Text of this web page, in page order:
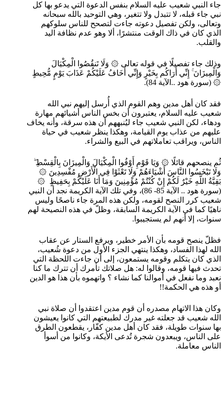
جاء النبي شعيب عليه السلام بنفس الدعوة التي يدعو بها كل
نبي جاء قبله، لا تتبدل ولا تتغير، وهي التوحيد بالله سبحانه
وتعالى، ولكن تفصيل دعوته جاءت لتصحح للناس سلوكهم
الذي كان في ذاك الوقت منتشرًا، ألا وهو عدم نظافة اليد
والقلب.
وذلك جاء تفصيلًا في قوله تعالى ۞ وَلَا تَنقُصُوا الْمِكْيَالَ
وَالْمِيزَانَ ۚ إِنِّي أَرَاكُم بِخَيْرٍ وَإِنِّي أَخَافُ عَلَيْكُمْ عَذَابَ يَوْمٍ مُّحِيطٍ
۞ (سورة هود ..الآية 84).
فقد كان أهل مدين وهم القوم الذي أُرسل إليهم نبي الله
شعيب عليه السلام، يعتبرون أن بخس الناس أشيائهم مهارة
ودهاء، لكن النبي شعيب جاء ليُنبههم أن هذه سرقة، وأنه يخاف
عليهم من عذاب يوم القيامة، وهكذا ينظر شعيب في حياة
الناس، ويراقب تعاملاتهم في البيع والشراء.
ثُم ينصحهم قائلًا ۞ وَيَا قَوْمِ أَوْفُوا الْمِكْيَالَ وَالْمِيزَانَ بِالْقِسْطِ ۖ
وَلَا تَبْخَسُوا النَّاسَ أَشْيَاءَهُمْ وَلَا تَعْثَوْا فِي الْأَرْضِ مُفْسِدِينَ ۞
بَقِيَّةُ اللَّهِ خَيْرٌ لَكُمْ إِنْ كُنْتُمْ مُؤْمِنِينَ وَمَا أَنَا عَلَيْكُمْ بِحَفِيظٍ ۞
(سورة هود .. الآية 85- 86)، وفي تلك الآية الكريمة نجد أن النبي
شعيب كرر النصح لقومه، ولكن هذه المرة جاء ناصحًا وليس
ناهيًا كما في الآية الكريمة السابقة، وظلّ في هذه النصيحة لهم
سنوات، إلا أنهم لم يستجيبوا.
فظلّ ينصح قومه بأن الأمر خطير، ويرفع الستار عن عقاب
الله لهذا الفساد، وهكذا ينتهي الجزء الأول من دعوة شُعيب،
الذي كان يتكلم وقومه يستمعون، إلى أن جاءت اللحظة التي
تحدث فيها قومه، وقالوا له: هل صلاتك تأمرك أن تترك ما كنا
نعبد وما نفعل في أموالنا كما نشاء ؟ واتهموه بأن هذا هو الدين
أو هذه هي الحكمة!!
وكان هذا الاتهام مصدره أن قوم مدين اعتقدوا أن صلاة نبي
الله شعيب قد جعلته غير مدرك لطبيعتهم التي كانوا يعيشون
بها سنوات طويلة، فقد كان أهل مدين كفّار، يقطعون الطرق
على الناس، ويبعدون شجرة تُدعى الأيكة، وكانوا من أسوأ
الناس معاملة.